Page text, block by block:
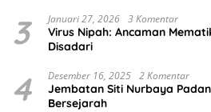
3 Januari 27, 2026 3 Komentar
Virus Nipah: Ancaman
Disadari
4 Desember 16, 2025 2 Komentar
Jembatan Siti Nurbaya
Bersejarah